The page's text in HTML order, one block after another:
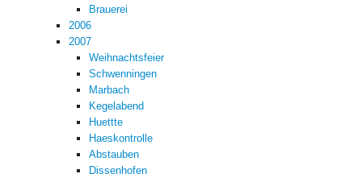
Brauerei
2006
2007
Weihnachtsfeier
Schwenningen
Marbach
Kegelabend
Huettte
Haeskontrolle
Abstauben
Dissenhofen